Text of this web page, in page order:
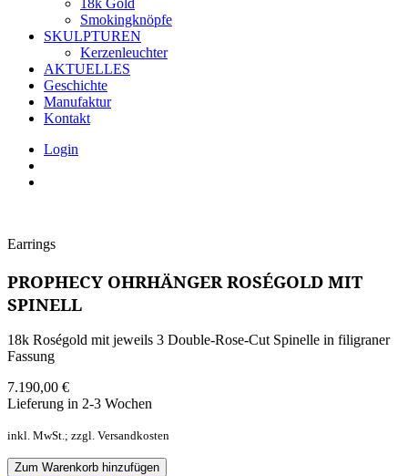
18k Gold
Smokingknöpfe
SKULPTUREN
Kerzenleuchter
AKTUELLES
Geschichte
Manufaktur
Kontakt
Login
Earrings
PROPHECY OHRHÄNGER ROSÉGOLD MIT
SPINELL
18k Roségold mit jeweils 3 Double-Rose-Cut Spinelle in filigraner
Fassung
7.190,00 €
Lieferung in 2-3 Wochen
inkl. MwSt.; zzgl. Versandkosten
Zum Warenkorb hinzufügen